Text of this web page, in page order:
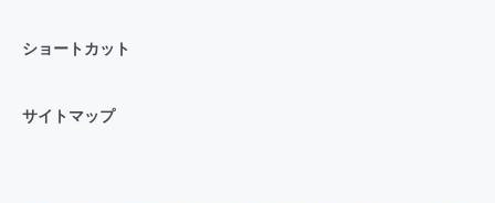
ショートカット
サイトマップ